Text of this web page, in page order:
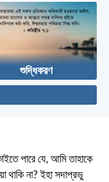
শুদ্ধিকরণ
পারে যে, আমি তাহাকে
থাকি না? ইহা সদাপ্রভু